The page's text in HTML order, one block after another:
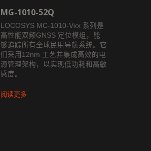
MG-1010-52Q
LOCOSYS MC-1010-Vxx 系列是
高性能双频GNSS 定位模组，能
够追踪所有全球民用导航系统。它
们采用12nm 工艺并集成高效的电
源管理架构，以实现低功耗和高敏
感度。
阅读更多